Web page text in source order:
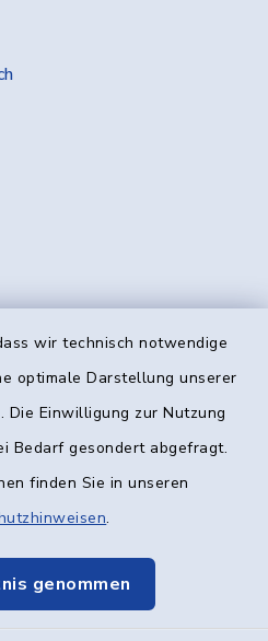
wir technisch notwendige
optimale Darstellung unserer
Die Einwilligung zur Nutzung
Bedarf gesondert abgefragt.
finden Sie in unseren
.
genommen
Kommunikation